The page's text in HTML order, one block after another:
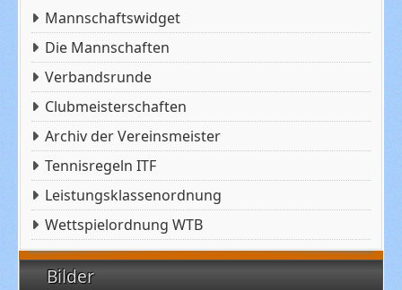
Mannschaftswidget
Die Mannschaften
Verbandsrunde
Clubmeisterschaften
Archiv der Vereinsmeister
Tennisregeln ITF
Leistungsklassenordnung
Wettspielordnung WTB
Bilder